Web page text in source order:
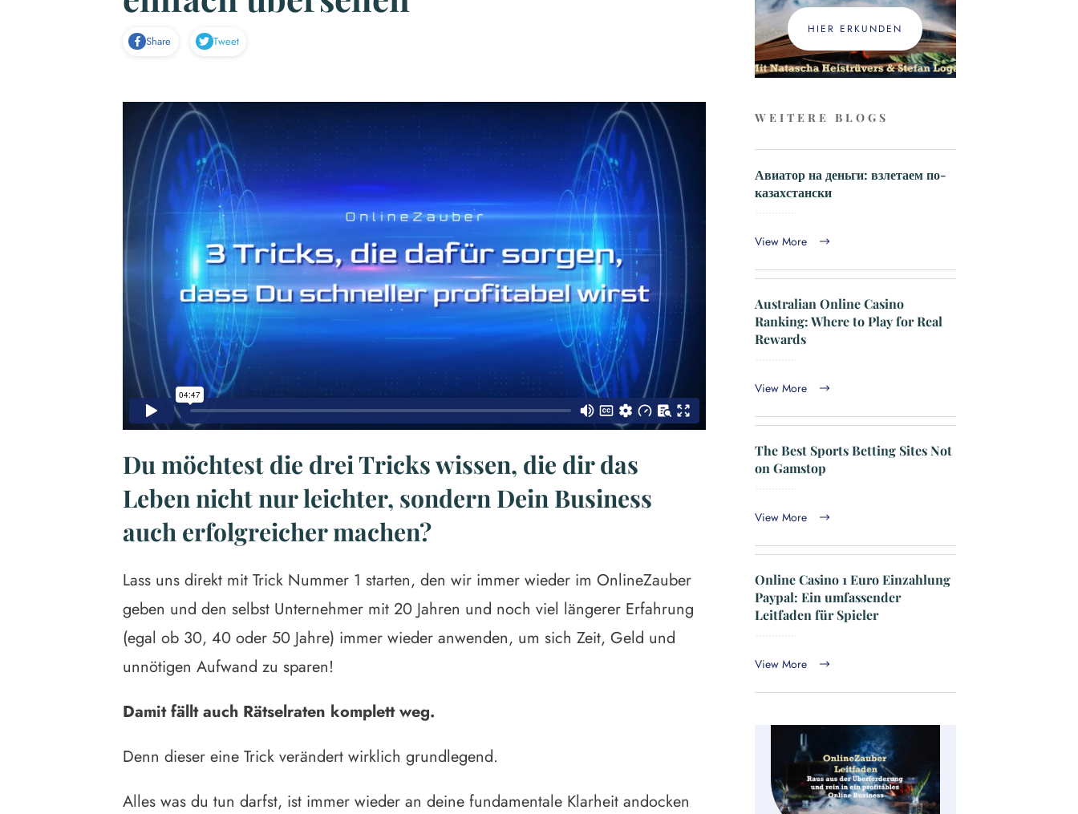
Share Tweet
Du möchtest die drei Tricks wissen, die dir das
Leben nicht nur leichter, sondern Dein Business
auch erfolgreicher machen?
Lass uns direkt mit Trick Nummer 1 starten, den wir immer wieder im OnlineZauber
geben und den selbst Unternehmer mit 20 Jahren und noch viel längerer Erfahrung
(egal ob 30, 40 oder 50 Jahre) immer wieder anwenden, um sich Zeit, Geld und
unnötigen Aufwand zu sparen!
Damit fällt auch Rätselraten komplett weg.
Denn dieser eine Trick verändert wirklich grundlegend.
Alles was du tun darfst, ist immer wieder an deine fundamentale Klarheit andocken
HIER ERKUNDEN
WEITERE BLOGS
Авиатор на деньги: взлетаем по-
казахстански
View More
Australian Online Casino
Ranking: Where to Play for Real
Rewards
View More
The Best Sports Betting Sites Not
on Gamstop
View More
Online Casino 1 Euro Einzahlung
Paypal: Ein umfassender
Leitfaden für Spieler
View More